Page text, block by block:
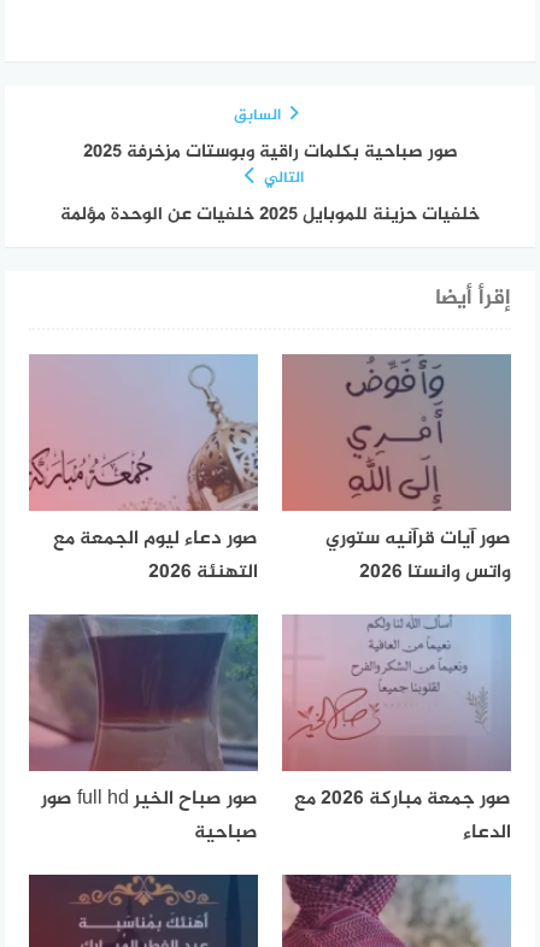
السابق
صور صباحية بكلمات راقية وبوستات مزخرفة 2025
التالي
خلفيات حزينة للموبايل 2025 خلفيات عن الوحدة مؤلمة
إقرأ أيضا
صور آيات قرآنيه ستوري
واتس وانستا 2026
صور دعاء ليوم الجمعة مع
التهنئة 2026
صور جمعة مباركة 2026 مع
الدعاء
صور صباح الخير full hd صور
صباحية